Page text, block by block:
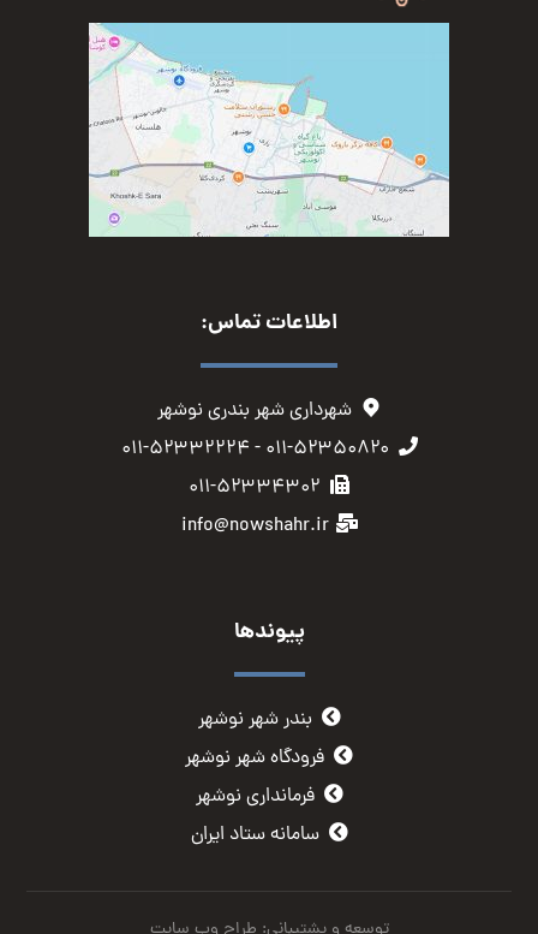
اطلاعات تماس:
شهرداری شهر بندری نوشهر
۰۱۱-۵۲۳۵۰۸۲۰ - ۰۱۱-۵۲۳۳۲۲۲۴
۰۱۱-۵۲۳۳۴۳۰۲
info@nowshahr.ir
پیوندها
بندر شهر نوشهر
فرودگاه شهر نوشهر
فرمانداری نوشهر
سامانه ستاد ایران